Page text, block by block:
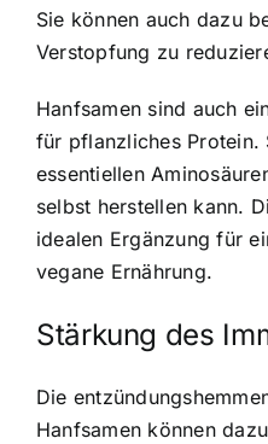
Sie können auch dazu
Verstopfung zu
Hanfsamen sind auch
für pflanzliches Protein.
essentiellen
selbst herstellen kann.
idealen Ergänzung für
vegane Ernährung.
Stärkung des
Die
Hanfsamen können